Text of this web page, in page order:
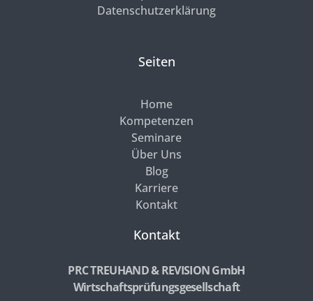
Datenschutzerklärung
Seiten
Home
Kompetenzen
Seminare
Über Uns
Blog
Karriere
Kontakt
Kontakt
PRC TREUHAND & REVISION GmbH
Wirtschaftsprüfungsgesellschaft